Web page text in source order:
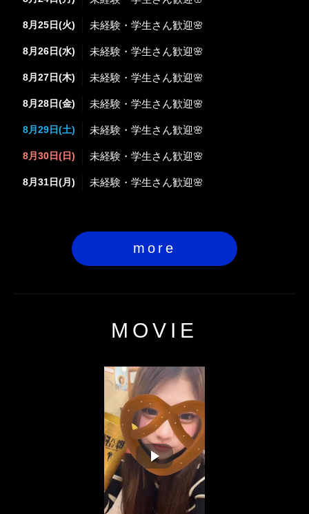
8月25日(火) 未経験・学生さん歓迎🌸
8月26日(水) 未経験・学生さん歓迎🌸
8月27日(木) 未経験・学生さん歓迎🌸
8月28日(金) 未経験・学生さん歓迎🌸
8月29日(土) 未経験・学生さん歓迎🌸
8月30日(日) 未経験・学生さん歓迎🌸
8月31日(月) 未経験・学生さん歓迎🌸
more
MOVIE